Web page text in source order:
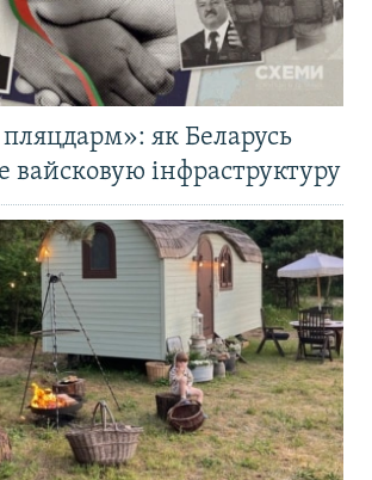
як Беларусь
вайсковую інфраструктуру